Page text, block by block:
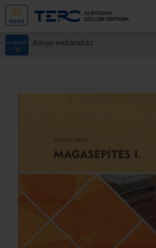
MENÜ
ALMENÜ Könyv webáruház